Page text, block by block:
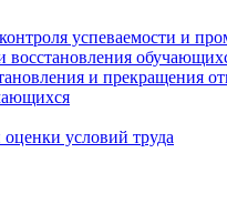
успеваемости и
восстановления
и прекращения
условий труда